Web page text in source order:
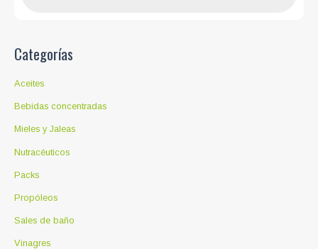
e
p
o
d
c
s
Categorías
Aceites
Bebidas concentradas
Mieles y Jaleas
Nutracéuticos
Packs
Propóleos
Sales de baño
Vinagres